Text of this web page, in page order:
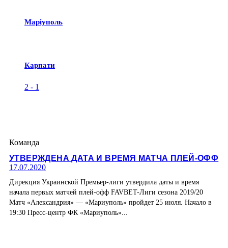
Маріуполь
Карпати
2 - 1
Команда
УТВЕРЖДЕНА ДАТА И ВРЕМЯ МАТЧА ПЛЕЙ-ОФФ
17.07.2020
Дирекция Украинской Премьер-лиги утвердила даты и время
начала первых матчей плей-офф FAVBET-Лиги сезона 2019/20
Матч «Александрия» — «Мариуполь» пройдет 25 июля. Начало в
19:30 Пресс-центр ФК «Мариуполь»...